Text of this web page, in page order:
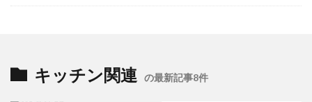
キッチン関連 の最新記事8件